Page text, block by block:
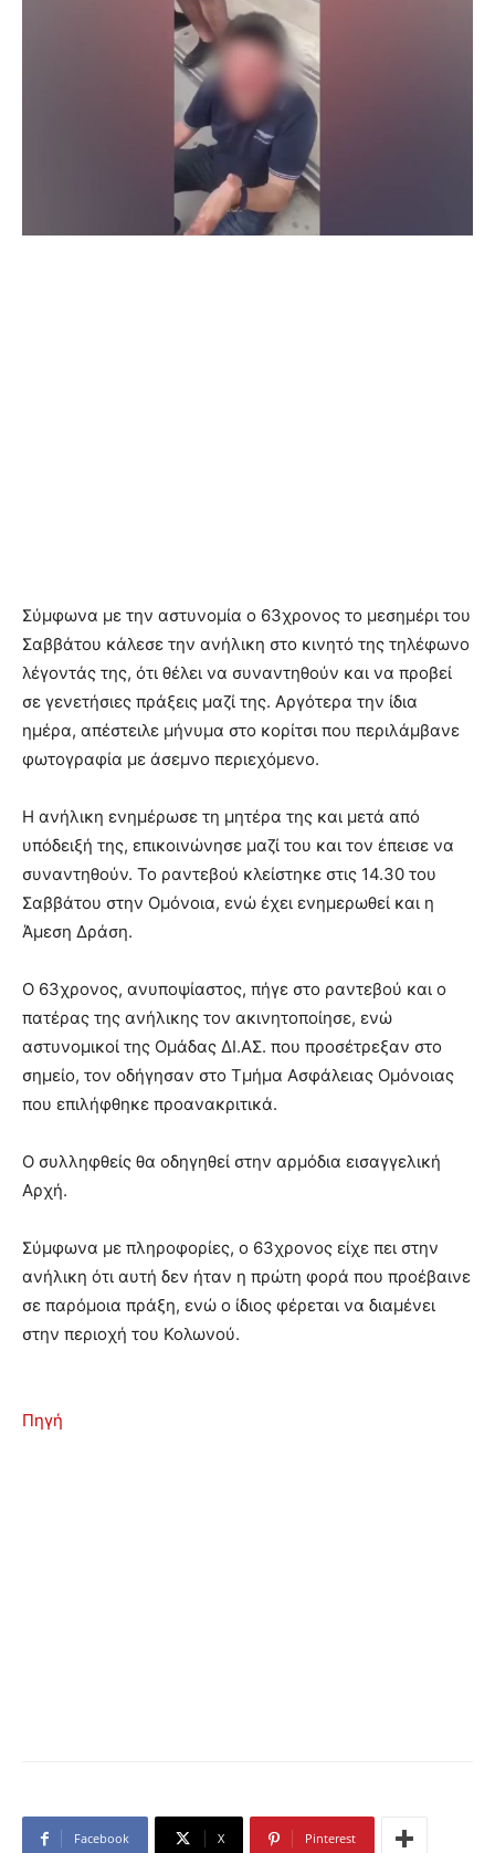
Σύμφωνα με την αστυνομία ο 63χρονος το μεσημέρι του
Σαββάτου κάλεσε την ανήλικη στο κινητό της τηλέφωνο
λέγοντάς της, ότι θέλει να συναντηθούν και να προβεί
σε γενετήσιες πράξεις μαζί της. Αργότερα την ίδια
ημέρα, απέστειλε μήνυμα στο κορίτσι που περιλάμβανε
φωτογραφία με άσεμνο περιεχόμενο.
Η ανήλικη ενημέρωσε τη μητέρα της και μετά από
υπόδειξή της, επικοινώνησε μαζί του και τον έπεισε να
συναντηθούν. Το ραντεβού κλείστηκε στις 14.30 του
Σαββάτου στην Ομόνοια, ενώ έχει ενημερωθεί και η
Άμεση Δράση.
Ο 63χρονος, ανυποψίαστος, πήγε στο ραντεβού και ο
πατέρας της ανήλικης τον ακινητοποίησε, ενώ
αστυνομικοί της Ομάδας ΔΙ.ΑΣ. που προσέτρεξαν στο
σημείο, τον οδήγησαν στο Τμήμα Ασφάλειας Ομόνοιας
που επιλήφθηκε προανακριτικά.
Ο συλληφθείς θα οδηγηθεί στην αρμόδια εισαγγελική
Αρχή.
Σύμφωνα με πληροφορίες, ο 63χρονος είχε πει στην
ανήλικη ότι αυτή δεν ήταν η πρώτη φορά που προέβαινε
σε παρόμοια πράξη, ενώ ο ίδιος φέρεται να διαμένει
στην περιοχή του Κολωνού.
Πηγή
Facebook X Pinterest